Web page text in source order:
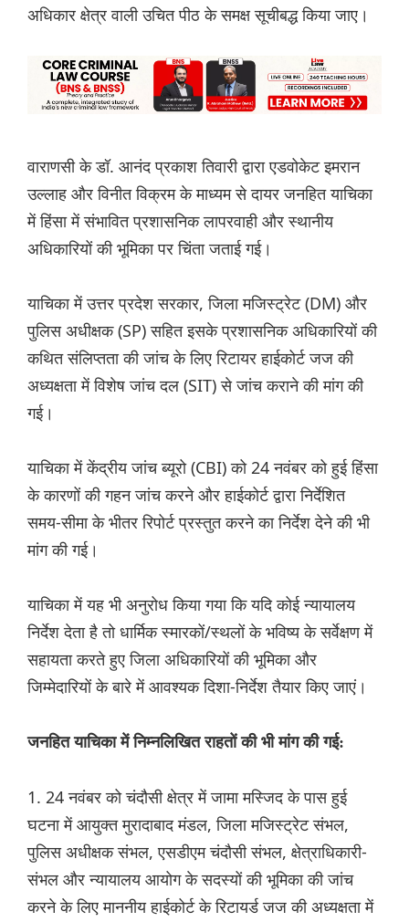
अधिकार क्षेत्र वाली उचित पीठ के समक्ष सूचीबद्ध किया जाए।
वाराणसी के डॉ. आनंद प्रकाश तिवारी द्वारा एडवोकेट इमरान
उल्लाह और विनीत विक्रम के माध्यम से दायर जनहित याचिका
में हिंसा में संभावित प्रशासनिक लापरवाही और स्थानीय
अधिकारियों की भूमिका पर चिंता जताई गई।
याचिका में उत्तर प्रदेश सरकार, जिला मजिस्ट्रेट (DM) और
पुलिस अधीक्षक (SP) सहित इसके प्रशासनिक अधिकारियों की
कथित संलिप्तता की जांच के लिए रिटायर हाईकोर्ट जज की
अध्यक्षता में विशेष जांच दल (SIT) से जांच कराने की मांग की
गई।
याचिका में केंद्रीय जांच ब्यूरो (CBI) को 24 नवंबर को हुई हिंसा
के कारणों की गहन जांच करने और हाईकोर्ट द्वारा निर्देशित
समय-सीमा के भीतर रिपोर्ट प्रस्तुत करने का निर्देश देने की भी
मांग की गई।
याचिका में यह भी अनुरोध किया गया कि यदि कोई न्यायालय
निर्देश देता है तो धार्मिक स्मारकों/स्थलों के भविष्य के सर्वेक्षण में
सहायता करते हुए जिला अधिकारियों की भूमिका और
जिम्मेदारियों के बारे में आवश्यक दिशा-निर्देश तैयार किए जाएं।
जनहित याचिका में निम्नलिखित राहतों की भी मांग की गई:
1. 24 नवंबर को चंदौसी क्षेत्र में जामा मस्जिद के पास हुई
घटना में आयुक्त मुरादाबाद मंडल, जिला मजिस्ट्रेट संभल,
पुलिस अधीक्षक संभल, एसडीएम चंदौसी संभल, क्षेत्राधिकारी-
संभल और न्यायालय आयोग के सदस्यों की भूमिका की जांच
करने के लिए माननीय हाईकोर्ट के रिटायर्ड जज की अध्यक्षता में